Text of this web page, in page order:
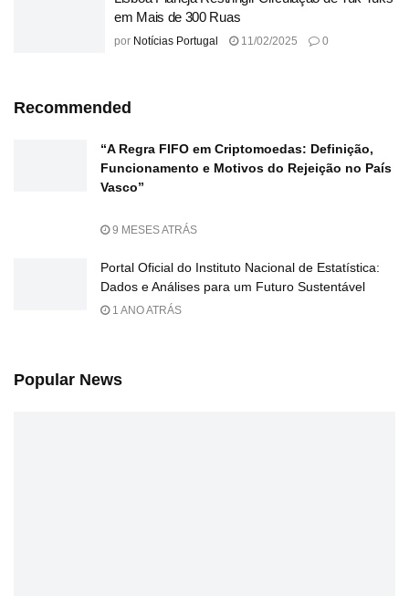
em Mais de 300 Ruas
por Notícias Portugal 11/02/2025 0
Recommended
“A Regra FIFO em Criptomoedas: Definição,
Funcionamento e Motivos do Rejeição no País
Vasco”
9 MESES ATRÁS
Portal Oficial do Instituto Nacional de Estatística:
Dados e Análises para um Futuro Sustentável
1 ANO ATRÁS
Popular News